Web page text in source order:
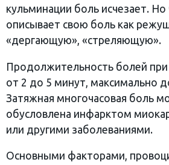
кульминации боль исчезает.
описывает свою боль как
«дергающую», «стреляющую».
Продолжительность болей
от 2 до 5 минут, максимально
Затяжная многочасовая боль
обусловлена инфарктом
или другими заболеваниями.
Основными факторами,